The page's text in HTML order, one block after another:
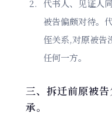
代书人、见证人
被告偏颇对待。
侄关系,对原被告
任何一方。
三、拆迁前原被
承。